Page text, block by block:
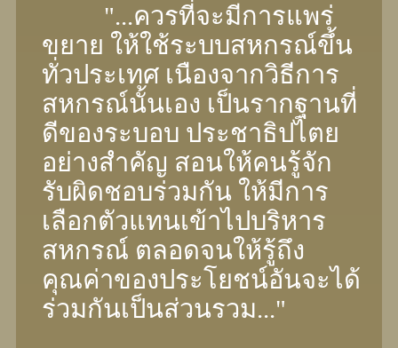
"...ควรที่จะมีการแพร่
ขยาย ให้ใช้ระบบสหกรณ์ขึ้น
ทั่วประเทศ เนืองจากวิธีการ
สหกรณ์นั้นเอง เป็นรากฐานที่
ดีของระบอบ ประชาธิปไตย
อย่างสําคัญ สอนให้คนรู้จัก
รับผิดชอบร่วมกัน ให้มีการ
เลือกตัวแทนเข้าไปบริหาร
สหกรณ์ ตลอดจนให้รู้ถึง
คุณค่าของประโยชน์อันจะได้
ร่วมกันเป็นส่วนรวม..."